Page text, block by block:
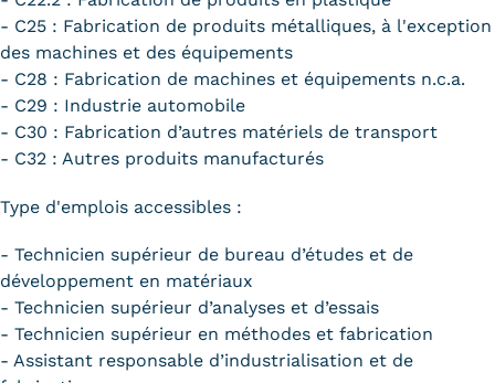
- C25 : Fabrication de produits métalliques, à l'exception
des machines et des équipements
- C28 : Fabrication de machines et équipements n.c.a.
- C29 : Industrie automobile
- C30 : Fabrication d’autres matériels de transport
- C32 : Autres produits manufacturés
Type d'emplois accessibles :
- Technicien supérieur de bureau d’études et de
développement en matériaux
- Technicien supérieur d’analyses et d’essais
- Technicien supérieur en méthodes et fabrication
- Assistant responsable d’industrialisation et de